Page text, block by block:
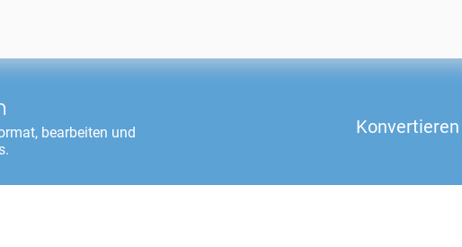
bearbeiten und
Konvertieren